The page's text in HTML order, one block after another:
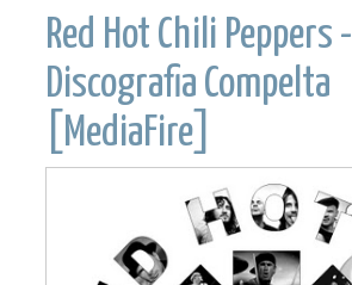
Red Hot Chili Peppers -
Discografia Compelta
[MediaFire]